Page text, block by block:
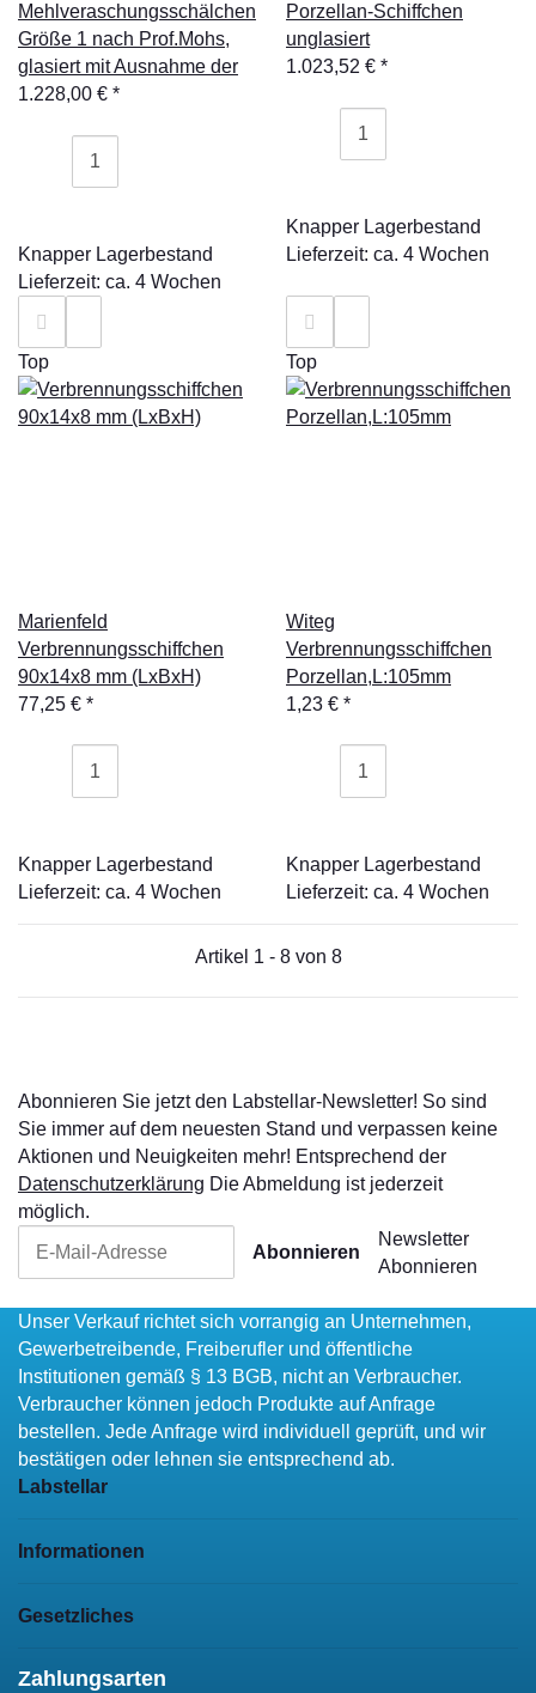
Mehlveraschungsschälchen
Größe 1 nach Prof.Mohs,
glasiert mit Ausnahme der
1.228,00 € *
Knapper Lagerbestand
Lieferzeit: ca. 4 Wochen
Porzellan-Schiffchen
unglasiert
1.023,52 € *
Knapper Lagerbestand
Lieferzeit: ca. 4 Wochen
Top
Marienfeld
Verbrennungsschiffchen
90x14x8 mm (LxBxH)
77,25 € *
Knapper Lagerbestand
Lieferzeit: ca. 4 Wochen
Top
Witeg
Verbrennungsschiffchen
Porzellan,L:105mm
1,23 € *
Knapper Lagerbestand
Lieferzeit: ca. 4 Wochen
Artikel 1 - 8 von 8
Abonnieren Sie jetzt den Labstellar-Newsletter! So sind
Sie immer auf dem neuesten Stand und verpassen keine
Aktionen und Neuigkeiten mehr! Entsprechend der
Datenschutzerklärung Die Abmeldung ist jederzeit
möglich.
Abonnieren
Newsletter
Abonnieren
Unser Verkauf richtet sich vorrangig an Unternehmen,
Gewerbetreibende, Freiberufler und öffentliche
Institutionen gemäß § 13 BGB, nicht an Verbraucher.
Verbraucher können jedoch Produkte auf Anfrage
bestellen. Jede Anfrage wird individuell geprüft, und wir
bestätigen oder lehnen sie entsprechend ab.
Labstellar
Informationen
Gesetzliches
Zahlungsarten